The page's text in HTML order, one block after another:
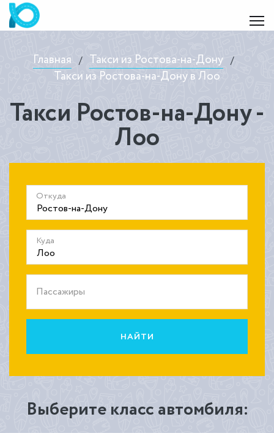
Главная / Такси из Ростова-на-Дону /
Такси из Ростова-на-Дону в Лоо
Такси Ростов-на-Дону -
Лоо
Откуда
Куда
Пассажиры
НАЙТИ
Выберите класс автомбиля: